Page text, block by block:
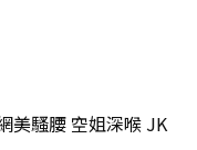
美騷腰 空姐深喉 JK